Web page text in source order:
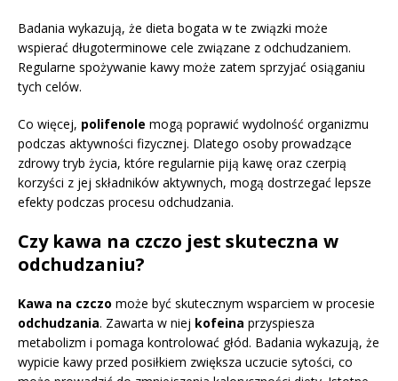
Badania wykazują, że dieta bogata w te związki może
wspierać długoterminowe cele związane z odchudzaniem.
Regularne spożywanie kawy może zatem sprzyjać osiąganiu
tych celów.
Co więcej, polifenole mogą poprawić wydolność organizmu
podczas aktywności fizycznej. Dlatego osoby prowadzące
zdrowy tryb życia, które regularnie piją kawę oraz czerpią
korzyści z jej składników aktywnych, mogą dostrzegać lepsze
efekty podczas procesu odchudzania.
Czy kawa na czczo jest skuteczna w
odchudzaniu?
Kawa na czczo może być skutecznym wsparciem w procesie
odchudzania. Zawarta w niej kofeina przyspiesza
metabolizm i pomaga kontrolować głód. Badania wykazują, że
wypicie kawy przed posiłkiem zwiększa uczucie sytości, co